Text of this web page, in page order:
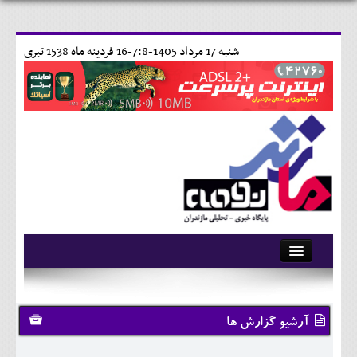
16 فردينه ماه 1538 تبری شنبه 17 مرداد 1405-7:8-
آرشیو
تماس با ما
وبلاگ
آرشیو گزارش ها